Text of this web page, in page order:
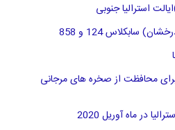
استرالیا جنوبی
سابکلاس 124 و 858
محافظت از صخره های مرجانی
در ماه آوریل 2020